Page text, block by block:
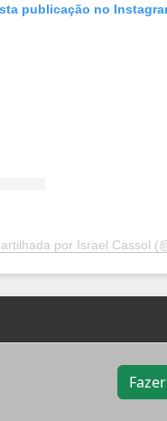
publicação no
por Israel Cassol